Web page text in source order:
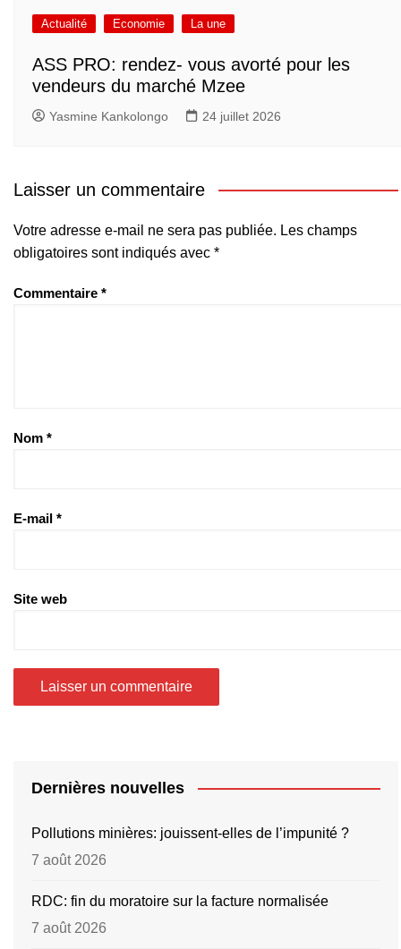
Actualité Economie La une
ASS PRO: rendez- vous avorté pour les
vendeurs du marché Mzee
Yasmine Kankolongo 24 juillet 2026
Laisser un commentaire
Votre adresse e-mail ne sera pas publiée. Les champs
obligatoires sont indiqués avec *
Commentaire *
Nom *
E-mail *
Site web
Dernières nouvelles
Pollutions minières: jouissent-elles de l’impunité ?
7 août 2026
RDC: fin du moratoire sur la facture normalisée
7 août 2026